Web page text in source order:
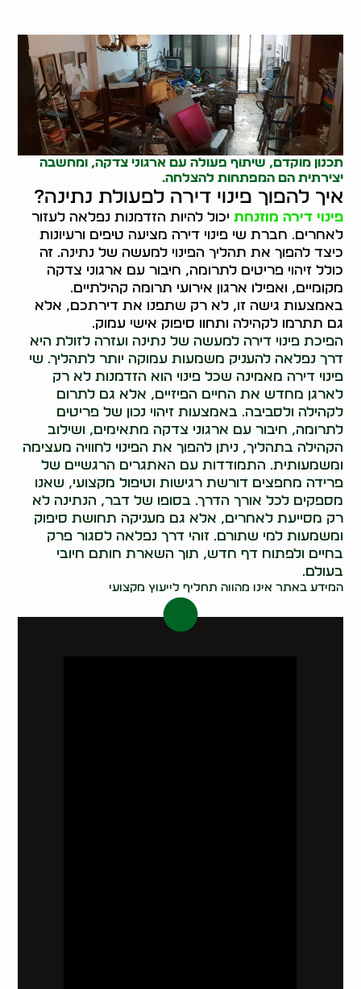
תכנון מוקדם, שיתוף פעולה עם ארגוני צדקה, ומחשבה
יצירתית הם המפתחות להצלחה.
איך להפוך פינוי דירה לפעולת נתינה?
פינוי דירה מוזנחת יכול להיות הזדמנות נפלאה לעזור
לאחרים. חברת שי פינוי דירה מציעה טיפים ורעיונות
כיצד להפוך את תהליך הפינוי למעשה של נתינה. זה
כולל זיהוי פריטים לתרומה, חיבור עם ארגוני צדקה
מקומיים, ואפילו ארגון אירועי תרומה קהילתיים.
באמצעות גישה זו, לא רק שתפנו את דירתכם, אלא
גם תתרמו לקהילה ותחוו סיפוק אישי עמוק.
הפיכת פינוי דירה למעשה של נתינה ועזרה לזולת היא
דרך נפלאה להעניק משמעות עמוקה יותר לתהליך. שי
פינוי דירה מאמינה שכל פינוי הוא הזדמנות לא רק
לארגן מחדש את החיים הפיזיים, אלא גם לתרום
לקהילה ולסביבה. באמצעות זיהוי נכון של פריטים
לתרומה, חיבור עם ארגוני צדקה מתאימים, ושילוב
הקהילה בתהליך, ניתן להפוך את הפינוי לחוויה מעצימה
ומשמעותית. התמודדות עם האתגרים הרגשיים של
פרידה מחפצים דורשת רגישות וטיפול מקצועי, שאנו
מספקים לכל אורך הדרך. בסופו של דבר, הנתינה לא
רק מסייעת לאחרים, אלא גם מעניקה תחושת סיפוק
ומשמעות למי שתורם. זוהי דרך נפלאה לסגור פרק
בחיים ולפתוח דף חדש, תוך השארת חותם חיובי
בעולם.
המידע באתר אינו מהווה תחליף לייעוץ מקצועי